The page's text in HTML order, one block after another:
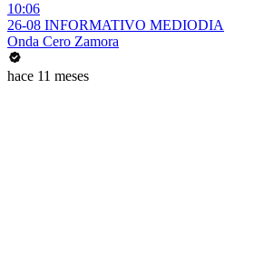
10:06
26-08 INFORMATIVO MEDIODIA
Onda Cero Zamora
hace 11 meses